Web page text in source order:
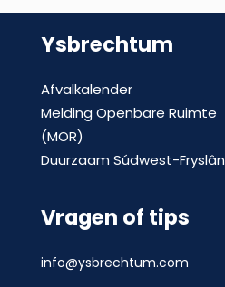
Ysbrechtum
Afvalkalender
Melding Openbare Ruimte
(MOR)
Duurzaam Súdwest-Fryslân
Vragen of tips
info@ysbrechtum.com